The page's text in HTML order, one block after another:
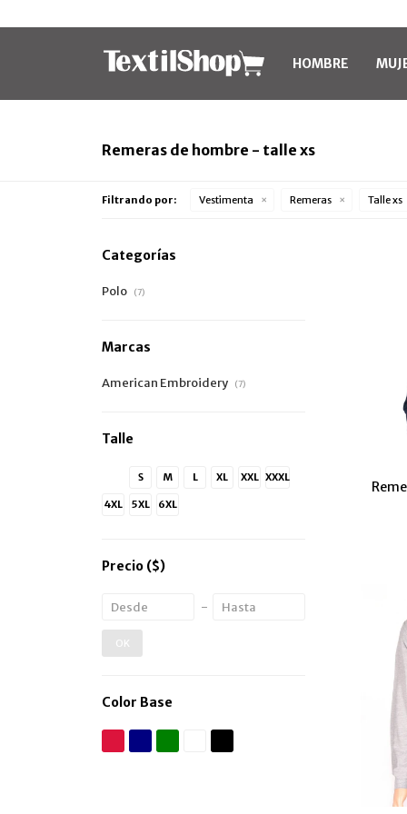
HOMBRE
Remeras de hombre - talle xs
Filtrando por: Vestimenta Remeras Talle xs
Categorías
Polo (7)
Marcas
American Embroidery (7)
Talle
S M L XL XXL XXXL
4XL 5XL 6XL
Precio ($)
OK
Color Base